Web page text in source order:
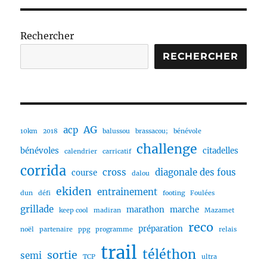
Rechercher
RECHERCHER
10km 2018 acp AG balussou brassacou; bénévole
bénévoles calendrier carricatif challenge citadelles
corrida course cross dalou diagonale des fous
dun défi ekiden entrainement footing Foulées
grillade keep cool madiran marathon marche Mazamet
noël partenaire ppg programme préparation reco relais
semi sortie TCP trail téléthon ultra